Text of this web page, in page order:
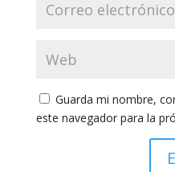
Guarda mi nombre,
este navegador para la